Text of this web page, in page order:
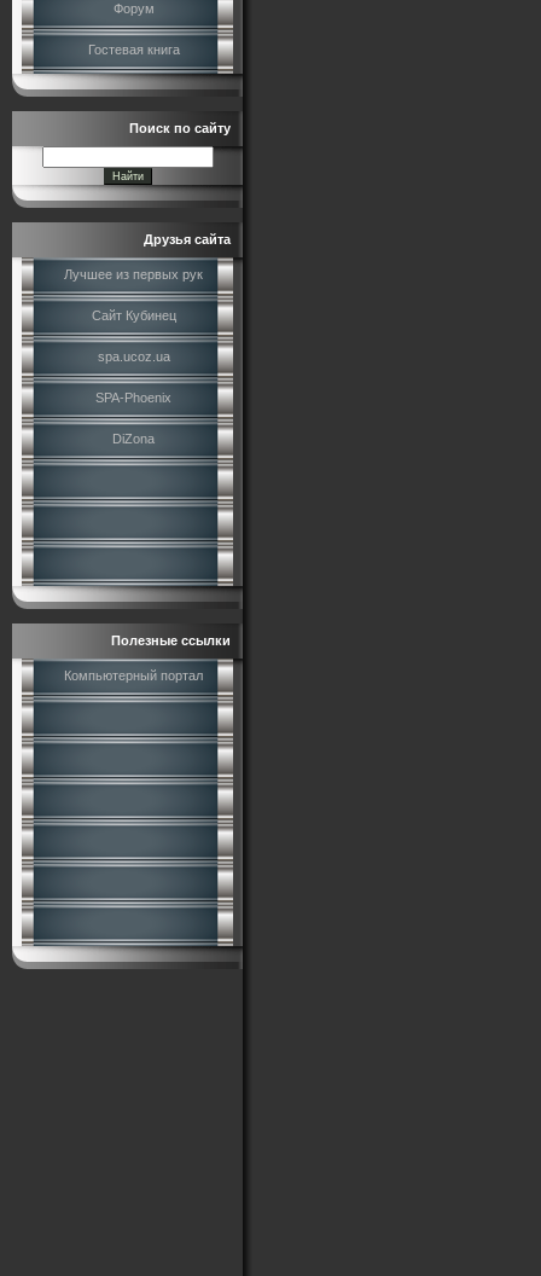
Форум
Гостевая книга
Поиск по сайту
Друзья сайта
Лучшее из первых рук
Сайт Кубинец
spa.ucoz.ua
SPA-Phoenix
DiZona
Полезные ссылки
Компьютерный портал